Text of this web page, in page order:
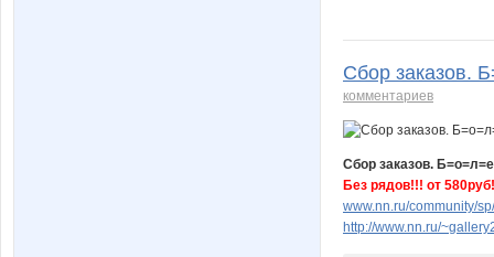
Сбор заказов.
комментариев
Сбор заказов.
Без рядов!!! от
www.nn.ru/community/
http://www.nn.ru/